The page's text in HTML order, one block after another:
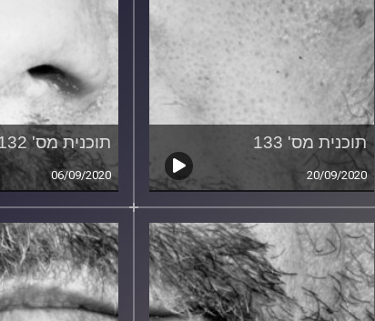
תוכנית מס' 133
20/09/2020
תוכנית מס' 132
06/09/2020